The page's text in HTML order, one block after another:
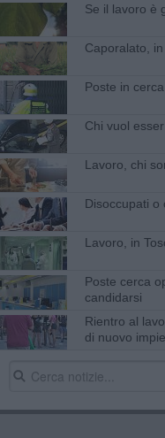
Se il lavoro è
Caporalato,
Poste in
Chi vuol
Lavoro, chi
Disoccupati o
Lavoro, in
Poste cerca
candidarsi
Rientro al
di nuovo